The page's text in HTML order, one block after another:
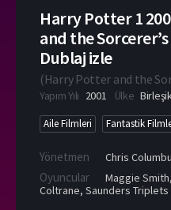
Harry Potter 1
and the
Dublaj izle
(Harry Potter and the
Yapım Yılı 2001 Ülke
Aile Filmleri Fantastik
Yönetmen Chris
Oyuncular Maggie Smith,
Coltrane, Saunders Triplets